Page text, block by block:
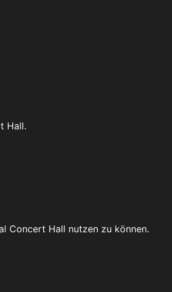
Hall.
Concert Hall nutzen zu können.